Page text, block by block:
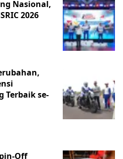
Nasional,
2026
Terbaik se-
Off